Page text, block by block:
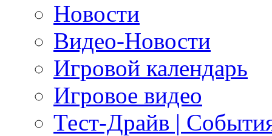
Новости
Видео-Новости
Игровой календарь
Игровое видео
Тест-Драйв |